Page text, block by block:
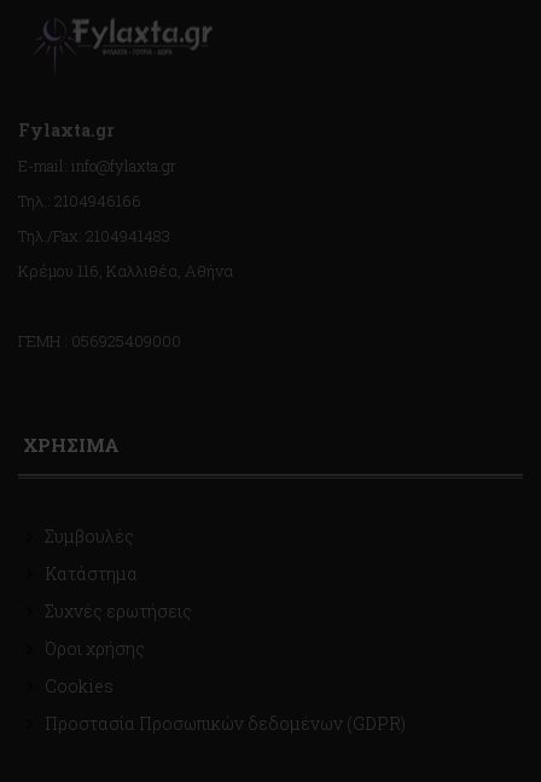
Fylaxta.gr
E-mail: info@fylaxta.gr
Τηλ.: 2104946166
Τηλ./Fax: 2104941483
Κρέμου 116, Καλλιθέα, Αθήνα
ΓΕΜΗ : 056925409000
ΧΡΗΣΙΜΑ
Συμβουλές
Κατάστημα
Συχνές ερωτήσεις
Όροι χρήσης
Cookies
Προστασία Προσωπικών δεδομένων (GDPR)